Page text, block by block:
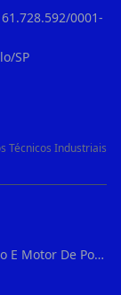
0001-
SP
Técnicos Industriais
Duvidas De Clientes Sobre Portao Automatico E Motor De Portao Motor De Portao Suspenso